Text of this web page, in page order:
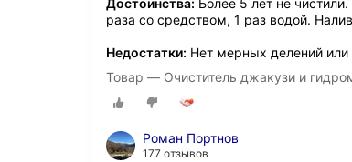
раза со средством, 1 раз водой.
Недостатки: Нет мерных делений или
Товар — Очиститель джакузи и
Роман Портнов
177 отзывов